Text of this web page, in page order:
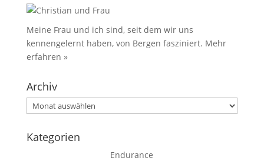
Meine Frau und ich sind, seit dem wir uns
kennengelernt haben, von Bergen fasziniert. Mehr
erfahren »
Archiv
Archiv
Kategorien
Endurance